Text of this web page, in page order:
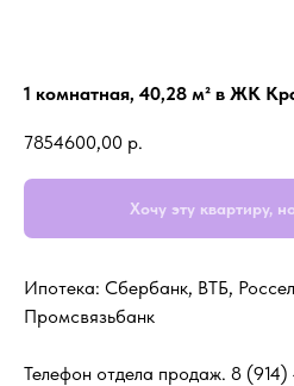
1 комнатная, 40,28 м² в ЖК
7854600,00 р.
Хочу эту квартиру,
Ипотека: Сбербанк, ВТБ,
Промсвязьбанк
Телефон отдела продаж. 8 (914)